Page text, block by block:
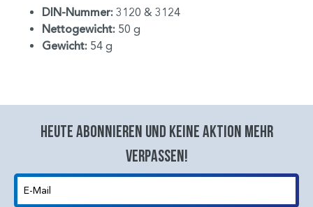
DIN-Nummer: 3120 & 3124
Nettogewicht: 50 g
Gewicht: 54 g
Heute abonnieren und keine aktion mehr
verpassen!